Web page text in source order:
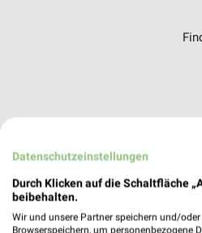
Datenschutzeinstellungen
Durch Klicken auf die Schaltfläche
beibehalten.
Wir und unsere Partner speichern und/
Browserspeichern, um personenbezogene